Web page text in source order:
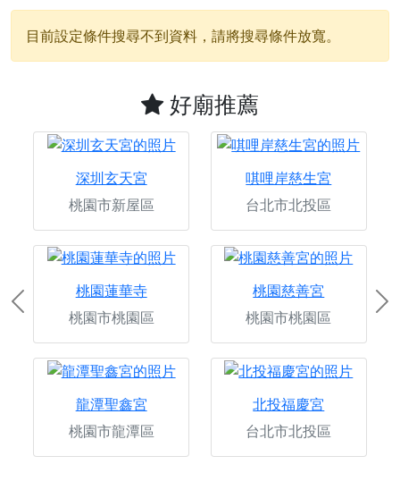
目前設定條件搜尋不到資料，請將搜尋條件放寬。
好廟推薦
深圳玄天宮
桃園市新屋區
唭哩岸慈生宮
台北市北投區
桃園蓮華寺
桃園市桃園區
桃園慈善宮
桃園市桃園區
龍潭聖鑫宮
桃園市龍潭區
北投福慶宮
台北市北投區
Previous